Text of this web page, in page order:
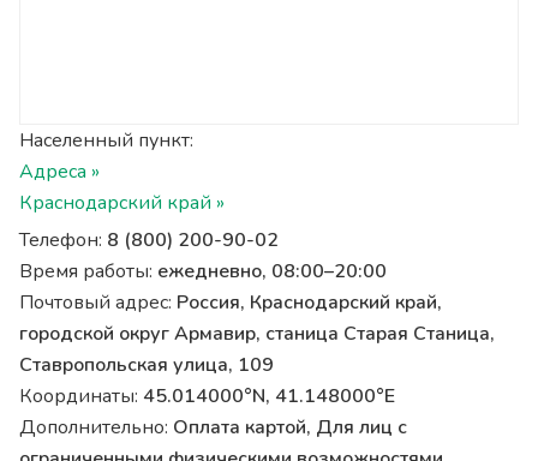
Населенный пункт:
Адреса »
Краснодарский край »
Телефон: 8 (800) 200-90-02
Время работы: ежедневно, 08:00–20:00
Почтовый адрес: Россия, Краснодарский край,
городской округ Армавир, станица Старая Станица,
Ставропольская улица, 109
Координаты: 45.014000°N, 41.148000°E
Дополнительно: Оплата картой, Для лиц с